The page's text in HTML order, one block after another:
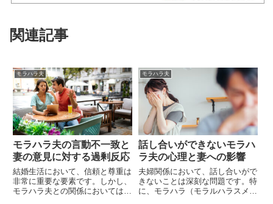
関連記事
モラハラ夫
モラハラ夫の言動不一致と
妻の意見に対する過剰反応
結婚生活において、信頼と尊重は
非常に重要な要素です。しかし、
モラハラ夫との関係においては、
モラハラ夫
話し合いができないモラハ
ラ夫の心理と妻への影響
夫婦関係において、話し合いがで
きないことは深刻な問題です。特
に、モラハラ（モラルハラスメン